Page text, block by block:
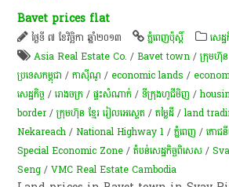
Bavet prices flat
ថ្ងៃទី ៧ ខែវិច្ឆិកា ឆ្នាំ២០១៣ ភ្នំពេញប៉ុស្តិ៍ សេដ្
Asia Real Estate Co. /Bavet town /ក្រុមហ៊ុ
ប្រទេសកម្ពុជា /កាស៊ីណូ / economic lands /
សេដ្ឋកិច្ច /រោងចក្រ /ផ្ទះសំណាក់ /ទីក្រុងហូជីមិញ /
border/ក្រុមហ៊ុន ខ្មែរ រៀលអេស្ទេត /តម្លៃដី /land
Nekareach /National Highway 1 /ភ្នំពេញ /ភោជ
Special Economic Zone /​តំបន់​សេដ្ឋកិច្ច​ពិសេស​ /
Seng /VMC Real Estate Cambodia